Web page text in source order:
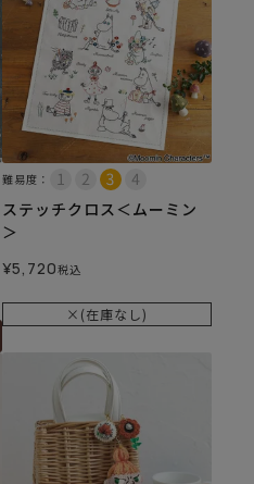
難易度：
ステッチクロス＜ムーミン
＞
¥5,720税込
×(在庫なし)